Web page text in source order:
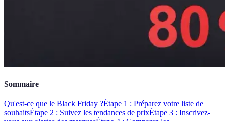
Sommaire
Qu'est-ce que le Black Friday ?Étape 1 : Préparez votre liste de
souhaitsÉtape 2 : Suivez les tendances de prixÉtape 3 : Inscrivez-